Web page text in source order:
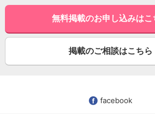
無料掲載のお申し込みはこ
掲載のご相談はこちら
facebook